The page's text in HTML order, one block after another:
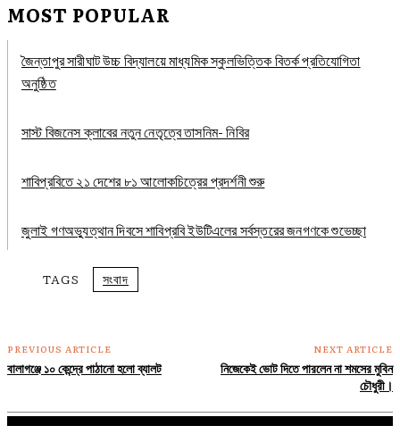
MOST POPULAR
জৈন্তাপুর সারীঘাট উচ্চ বিদ্যালয়ে মাধ্যমিক স্কুলভিত্তিক বিতর্ক প্রতিযোগিতা
অনুষ্ঠিত
সাস্ট বিজনেস ক্লাবের নতুন নেতৃত্বে তাসনিম- নিবির
শাবিপ্রবিতে ২১ দেশের ৮১ আলোকচিত্রের প্রদর্শনী শুরু
জুলাই গণঅভ্যুত্থান দিবসে শাবিপ্রবি ইউটিএলের সর্বস্তরের জনগণকে শুভেচ্ছা
TAGS সংবাদ
PREVIOUS ARTICLE
বালাগঞ্জে ১০ কেন্দ্রে পাঠানো হলো ব্যালট
NEXT ARTICLE
নিজেকেই ভোট দিতে পারলেন না শমসের মুবিন
চৌধুরী।